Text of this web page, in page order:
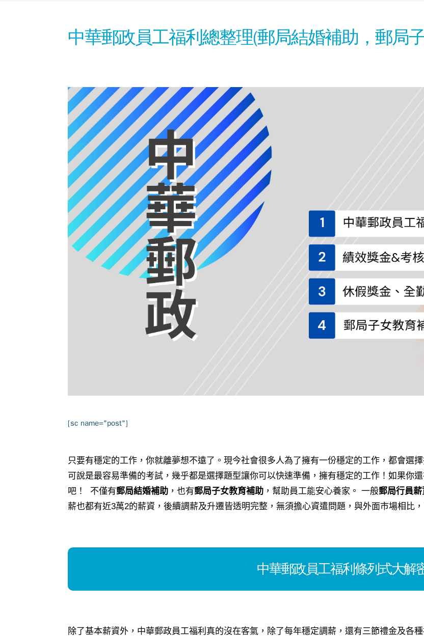
中華郵政員工福利總整理(郵局結婚補助，郵局
[sc name="post"]
只要有穩定的工作，你就離夢想不遠了。現今社會很多人為了擁有一份穩定的工作，都會選
可說是最容易準備的考試，幾乎都是選擇題型讓你可以快速準備，擁有穩定的工作！如果你
吧！ 不僅有郵局結婚補助 ，也有郵局子女教育補助 ，幫助員工能安心養家。 一般郵局行員
薪也都有近3萬2的薪資，後續調薪及升遷皆透明完整，無須擔心資遣問題，與外面市場相比
中華郵政員工福利條列式大解
除了基本薪資外，中華郵政員工福利真的沒在客氣，除了每年穩定調薪，還有三節禮金及各